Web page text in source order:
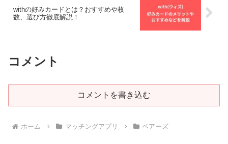
withの好みカードとは？おすすめや枚
数、選び方徹底解説！
コメント
コメントを書き込む
ホーム マッチングアプリ ペアーズ